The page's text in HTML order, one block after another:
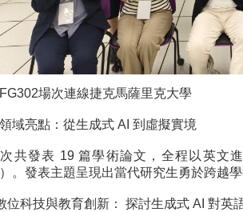
場次連線捷克馬薩里克大學
域亮點：從生成式 AI 到虛擬實境
共發表 19 篇學術論文，全程以英文
。發表主題呈現出當代研究生勇於跨越
位科技與教育創新： 探討生成式 AI 對英